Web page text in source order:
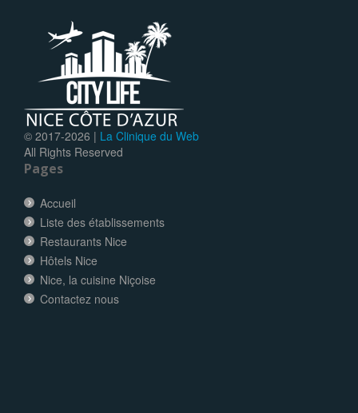
© 2017-2026 | La Clinique du Web
All Rights Reserved
Pages
Accueil
Liste des établissements
Restaurants Nice
Hôtels Nice
Nice, la cuisine Niçoise
Contactez nous